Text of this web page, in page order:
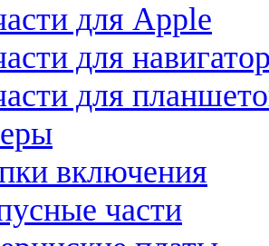
для Apple
для
для
включения
части